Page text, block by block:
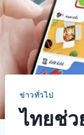
ข่าวทั่วไป
ไทยช่ว